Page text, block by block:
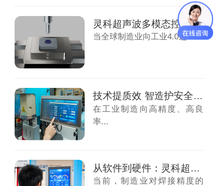
灵科超声波多模态控制与全链互联重构全球焊接...
当全球制造业向工业4.0迈...
技术提质效 智造护安全——灵科超声波以核心...
在工业制造向高精度、高良
率...
从软件到硬件：灵科超声波伺服焊接机的多重技...
当前，制造业对焊接精度的